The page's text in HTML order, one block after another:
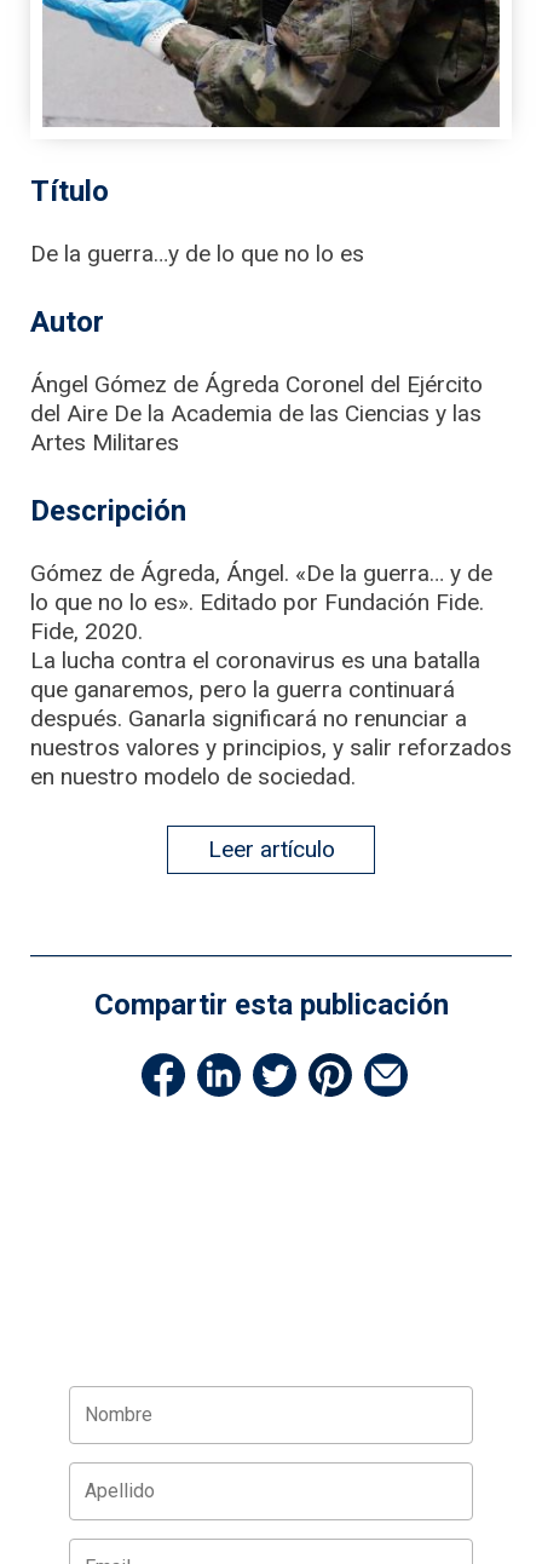
Título
De la guerra…y de lo que no lo es
Autor
Ángel Gómez de Ágreda Coronel del Ejército
del Aire De la Academia de las Ciencias y las
Artes Militares
Descripción
Gómez de Ágreda, Ángel. «De la guerra… y de
lo que no lo es». Editado por Fundación Fide.
Fide, 2020.
La lucha contra el coronavirus es una batalla
que ganaremos, pero la guerra continuará
después. Ganarla significará no renunciar a
nuestros valores y principios, y salir reforzados
en nuestro modelo de sociedad.
Leer artículo
Compartir esta publicación